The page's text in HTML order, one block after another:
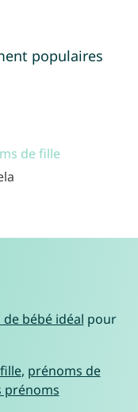
populaires
de fille
bébé idéal pour
, prénoms de
prénoms